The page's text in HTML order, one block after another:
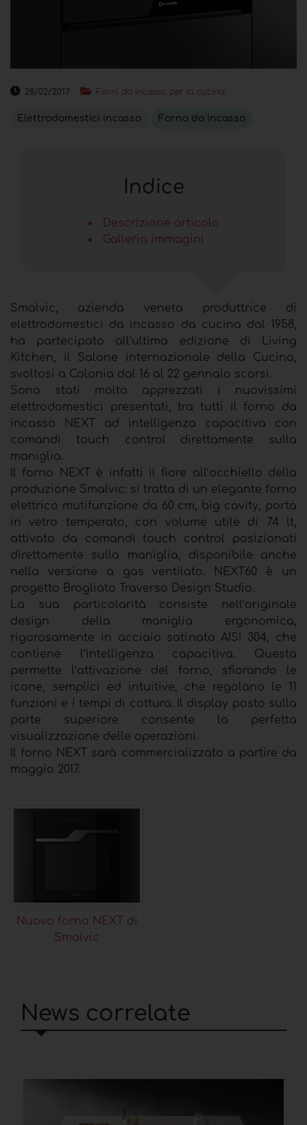
28/02/2017 Forni da incasso per la cucina
Elettrodomestici incasso Forno da incasso
Indice
Descrizione articolo
Galleria immagini
Smalvic, azienda veneta produttrice di
elettrodomestici da incasso da cucina dal 1958,
ha partecipato all'ultima edizione di Living
Kitchen, il Salone internazionale della Cucina,
svoltosi a Colonia dal 16 al 22 gennaio scorsi.
Sono stati molto apprezzati i nuovissimi
elettrodomestici presentati, tra tutti il forno da
incasso NEXT ad intelligenza capacitiva con
comandi touch control direttamente sulla
maniglia.
Il forno NEXT è infatti il fiore all’occhiello della
produzione Smalvic: si tratta di un elegante forno
elettrico mutifunzione da 60 cm, big cavity, porta
in vetro temperato, con volume utile di 74 lt,
attivato da comandi touch control posizionati
direttamente sulla maniglia, disponibile anche
nella versione a gas ventilato. NEXT60 è un
progetto Brogliato Traverso Design Studio.
La sua particolarità consiste nell’originale
design della maniglia ergonomica,
rigorosamente in acciaio satinato AISI 304, che
contiene l’intelligenza capacitiva. Questa
permette l’attivazione del forno, sfiorando le
icone, semplici ed intuitive, che regolano le 11
funzioni e i tempi di cottura. Il display posto sulla
parte superiore consente la perfetta
visualizzazione delle operazioni.
Il forno NEXT sarà commercializzato a partire da
maggio 2017.
Nuovo forno NEXT di
Smalvic
News correlate